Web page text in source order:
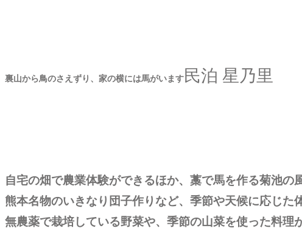
裏山から鳥のさえずり、家の横には馬がいます 民泊 星乃里
自宅の畑で農業体験ができるほか、藁で馬を作る菊池の
熊本名物のいきなり団子作りなど、季節や天候に応じた
無農薬で栽培している野菜や、季節の山菜を使った料理